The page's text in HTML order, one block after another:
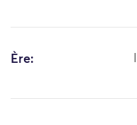
Ère: